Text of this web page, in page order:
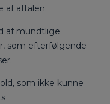
af aftalen.
af mundtlige
som efterfølgende
som ikke kunne